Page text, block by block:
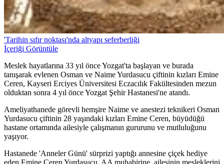
'Tarihin sıfır noktası'nda altyapı seferberliği
İçeriği Görüntüle
Meslek hayatlarına 33 yıl önce Yozgat'ta başlayan ve burada
tanışarak evlenen Osman ve Naime Yurdasucu çiftinin kızları Emine
Ceren, Kayseri Erciyes Üniversitesi Eczacılık Fakültesinden mezun
olduktan sonra 4 yıl önce Yozgat Şehir Hastanesi'ne atandı.
Ameliyathanede görevli hemşire Naime ve anestezi teknikeri Osman
Yurdasucu çiftinin 28 yaşındaki kızları Emine Ceren, büyüdüğü
hastane ortamında ailesiyle çalışmanın gururunu ve mutluluğunu
yaşıyor.
Hastanede 'Anneler Günü' sürprizi yaptığı annesine çiçek hediye